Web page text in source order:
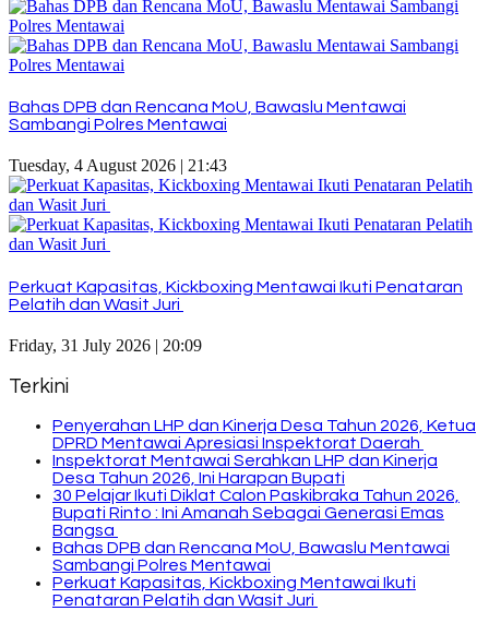
Bahas DPB dan Rencana MoU, Bawaslu Mentawai
Sambangi Polres Mentawai
Tuesday, 4 August 2026 | 21:43
Perkuat Kapasitas, Kickboxing Mentawai Ikuti Penataran
Pelatih dan Wasit Juri
Friday, 31 July 2026 | 20:09
Terkini
Penyerahan LHP dan Kinerja Desa Tahun 2026, Ketua
DPRD Mentawai Apresiasi Inspektorat Daerah
Inspektorat Mentawai Serahkan LHP dan Kinerja
Desa Tahun 2026, Ini Harapan Bupati
30 Pelajar Ikuti Diklat Calon Paskibraka Tahun 2026,
Bupati Rinto : Ini Amanah Sebagai Generasi Emas
Bangsa
Bahas DPB dan Rencana MoU, Bawaslu Mentawai
Sambangi Polres Mentawai
Perkuat Kapasitas, Kickboxing Mentawai Ikuti
Penataran Pelatih dan Wasit Juri